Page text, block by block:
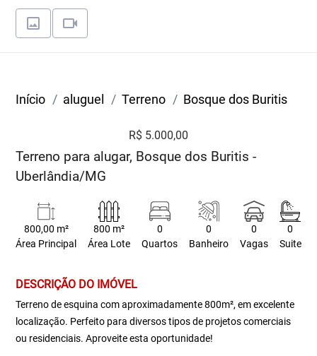
Início aluguel Terreno Bosque dos Buritis
R$ 5.000,00
Terreno para alugar, Bosque dos Buritis -
Uberlândia/MG
800,00 m²
Área Principal
800 m²
Área Lote
0
Quartos
0
Banheiro
0
Vagas
0
Suite
DESCRIÇÃO DO IMÓVEL
Terreno de esquina com aproximadamente 800m², em excelente
localização. Perfeito para diversos tipos de projetos comerciais
ou residenciais. Aproveite esta oportunidade!